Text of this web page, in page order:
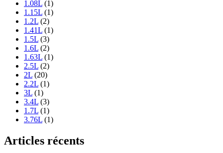
1.08L (1)
1.15L (1)
1.2L (2)
1.41L (1)
1.5L (3)
1.6L (2)
1.63L (1)
2.5L (2)
2L (20)
2.2L (1)
3L (1)
3.4L (3)
1.7L (1)
3.76L (1)
Articles récents